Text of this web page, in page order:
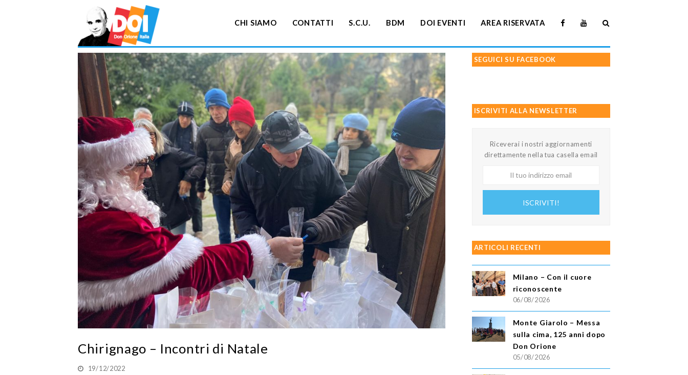
CHI SIAMO CONTATTI S.C.U. BDM DOI EVENTI AREA RISERVATA
Chirignago – Incontri di Natale
19/12/2022
SEGUICI SU FACEBOOK
ISCRIVITI ALLA NEWSLETTER
Riceverai i nostri aggiornamenti
direttamente nella tua casella email
ISCRIVITI!
ARTICOLI RECENTI
Milano – Con il cuore
riconoscente
06/08/2026
Monte Giarolo – Messa
sulla cima, 125 anni dopo
Don Orione
05/08/2026